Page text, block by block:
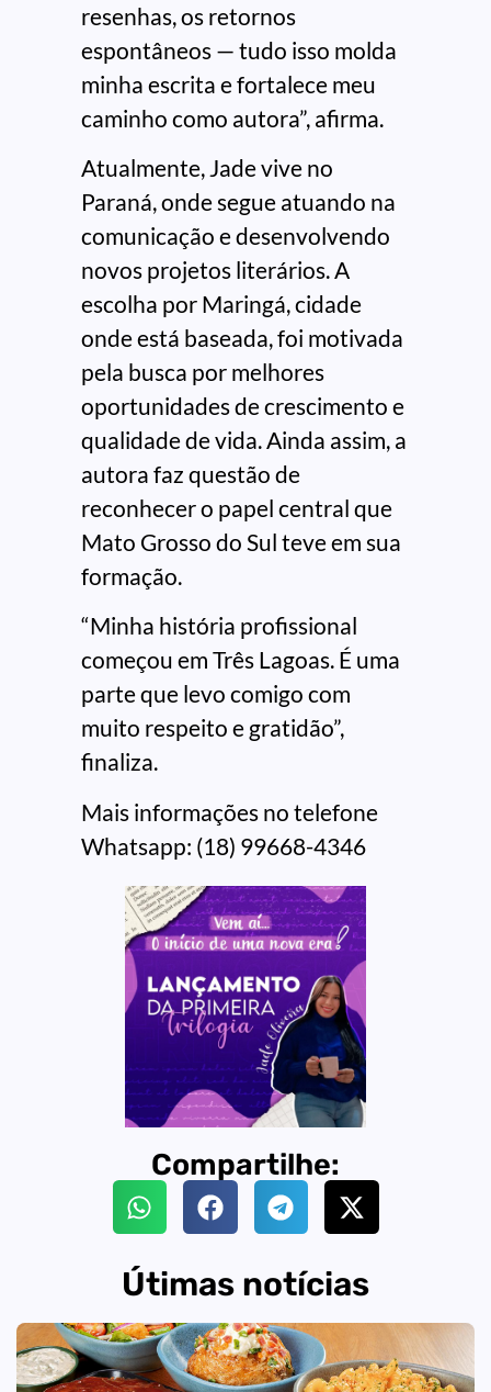
resenhas, os retornos
espontâneos — tudo isso molda
minha escrita e fortalece meu
caminho como autora”, afirma.
Atualmente, Jade vive no
Paraná, onde segue atuando na
comunicação e desenvolvendo
novos projetos literários. A
escolha por Maringá, cidade
onde está baseada, foi motivada
pela busca por melhores
oportunidades de crescimento e
qualidade de vida. Ainda assim, a
autora faz questão de
reconhecer o papel central que
Mato Grosso do Sul teve em sua
formação.
“Minha história profissional
começou em Três Lagoas. É uma
parte que levo comigo com
muito respeito e gratidão”,
finaliza.
Mais informações no telefone
Whatsapp: (18) 99668-4346
Compartilhe:
Útimas notícias